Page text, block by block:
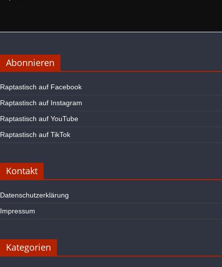
Abonnieren
Raptastisch auf Facebook
Raptastisch auf Instagram
Raptastisch auf YouTube
Raptastisch auf TikTok
Kontakt
Datenschutzerklärung
Impressum
Kategorien